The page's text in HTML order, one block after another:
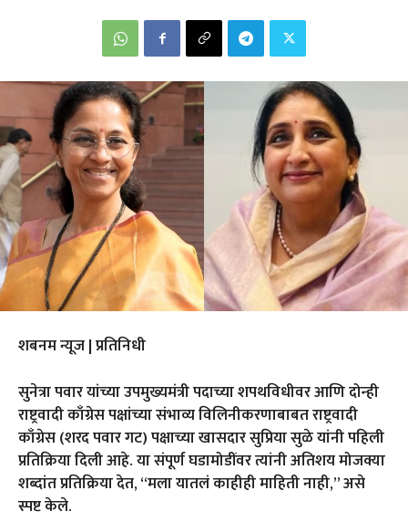
शबनम न्यूज | प्रतिनिधी
सुनेत्रा पवार यांच्या उपमुख्यमंत्री पदाच्या शपथविधीवर आणि दोन्ही
राष्ट्रवादी काँग्रेस पक्षांच्या संभाव्य विलिनीकरणाबाबत राष्ट्रवादी
काँग्रेस (शरद पवार गट) पक्षाच्या खासदार सुप्रिया सुळे यांनी पहिली
प्रतिक्रिया दिली आहे. या संपूर्ण घडामोडींवर त्यांनी अतिशय मोजक्या
शब्दांत प्रतिक्रिया देत, “मला यातलं काहीही माहिती नाही,” असे
स्पष्ट केले.